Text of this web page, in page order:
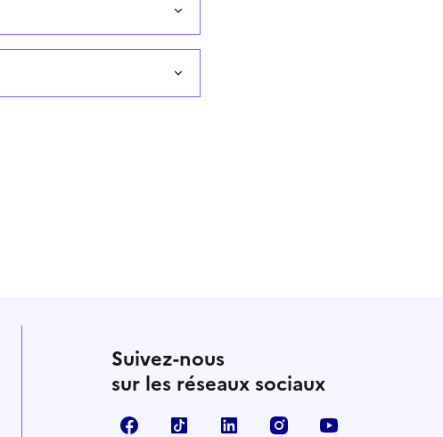
Suivez-nous
sur les réseaux sociaux
FacebookTikTok LinkedIn Instagram